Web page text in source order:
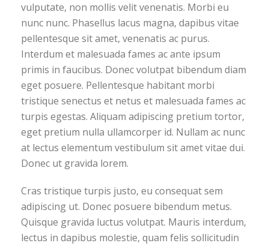
vulputate, non mollis velit venenatis. Morbi eu
nunc nunc. Phasellus lacus magna, dapibus vitae
pellentesque sit amet, venenatis ac purus.
Interdum et malesuada fames ac ante ipsum
primis in faucibus. Donec volutpat bibendum diam
eget posuere. Pellentesque habitant morbi
tristique senectus et netus et malesuada fames ac
turpis egestas. Aliquam adipiscing pretium tortor,
eget pretium nulla ullamcorper id. Nullam ac nunc
at lectus elementum vestibulum sit amet vitae dui.
Donec ut gravida lorem.
Cras tristique turpis justo, eu consequat sem
adipiscing ut. Donec posuere bibendum metus.
Quisque gravida luctus volutpat. Mauris interdum,
lectus in dapibus molestie, quam felis sollicitudin